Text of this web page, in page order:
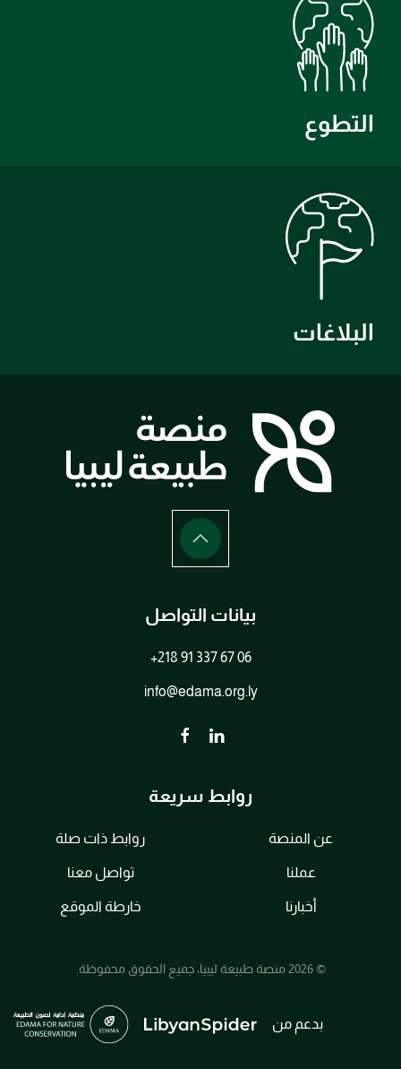
التطوع
البلاغات
بيانات التواصل
+218 91 337 67 06
info@edama.org.ly
روابط سريعة
عن المنصة
عملنا
أخبارنا
روابط ذات صلة
تواصل معنا
خارطة الموقع
© 2026 منصة طبيعة ليبيا، جميع الحقوق محفوظة.
بدعم من